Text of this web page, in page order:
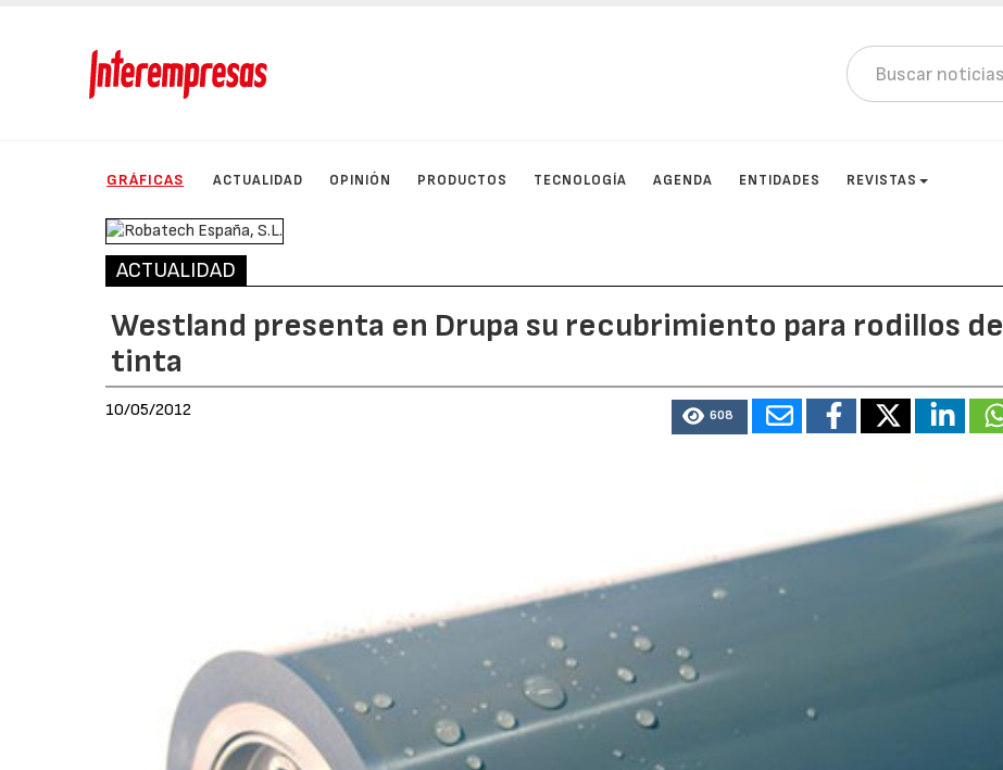
GRÁFICAS ACTUALIDAD OPINIÓN PRODUCTOS TECNOLOGÍA AGENDA ENTIDADES REVISTAS
ACTUALIDAD
Westland presenta en Drupa su recubrimiento para rodillos de
tinta
10/05/2012 608